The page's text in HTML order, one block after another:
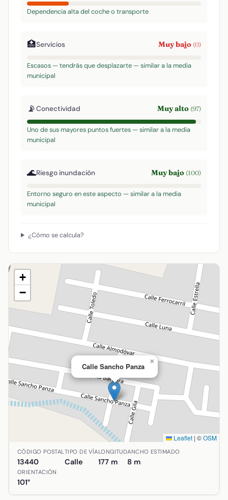
Dependencia alta del coche o transporte
🏥Servicios Muy bajo (0)
Escasos — tendrás que desplazarte — similar a la media
municipal
📡Conectividad Muy alto (97)
Uno de sus mayores puntos fuertes — similar a la media
municipal
🌊Riesgo inundación Muy bajo (100)
Entorno seguro en este aspecto — similar a la media
municipal
¿Cómo se calcula?
Calle Sancho Panza
×
+
−
Leaflet | ©OSM
Ubicación de Calle Sancho Panza en Argamasilla de
CÓDIGO POSTAL
13440
TIPO DE VÍA
Calle
LONGITUD
177 m
ANCHO ESTIMADO
8 m
ORIENTACIÓN
101°